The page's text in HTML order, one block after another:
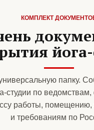
КОМПЛЕКТ
папку.
студии по
работы, помещению,
и требованиям по